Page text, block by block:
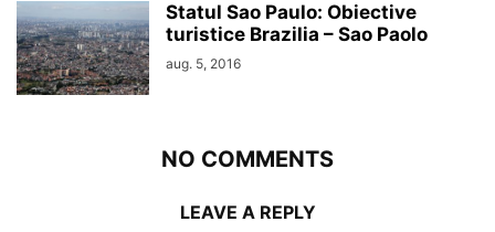
Statul Sao Paulo: Obiective
turistice Brazilia – Sao Paolo
aug. 5, 2016
NO COMMENTS
LEAVE A REPLY